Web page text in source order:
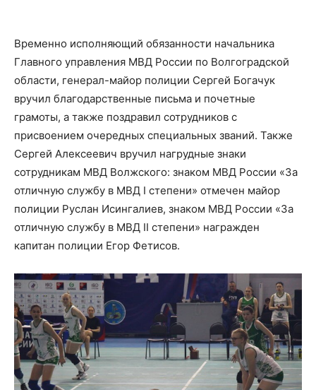
Временно исполняющий обязанности начальника
Главного управления МВД России по Волгоградской
области, генерал-майор полиции Сергей Богачук
вручил благодарственные письма и почетные
грамоты, а также поздравил сотрудников с
присвоением очередных специальных званий. Также
Сергей Алексеевич вручил нагрудные знаки
сотрудникам МВД Волжского: знаком МВД России «За
отличную службу в МВД I степени» отмечен майор
полиции Руслан Исингалиев, знаком МВД России «За
отличную службу в МВД II степени» награжден
капитан полиции Егор Фетисов.